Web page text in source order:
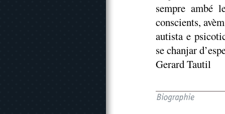
sempre ambé
conscients,
autista e
se chanjar
Gerard Tautil